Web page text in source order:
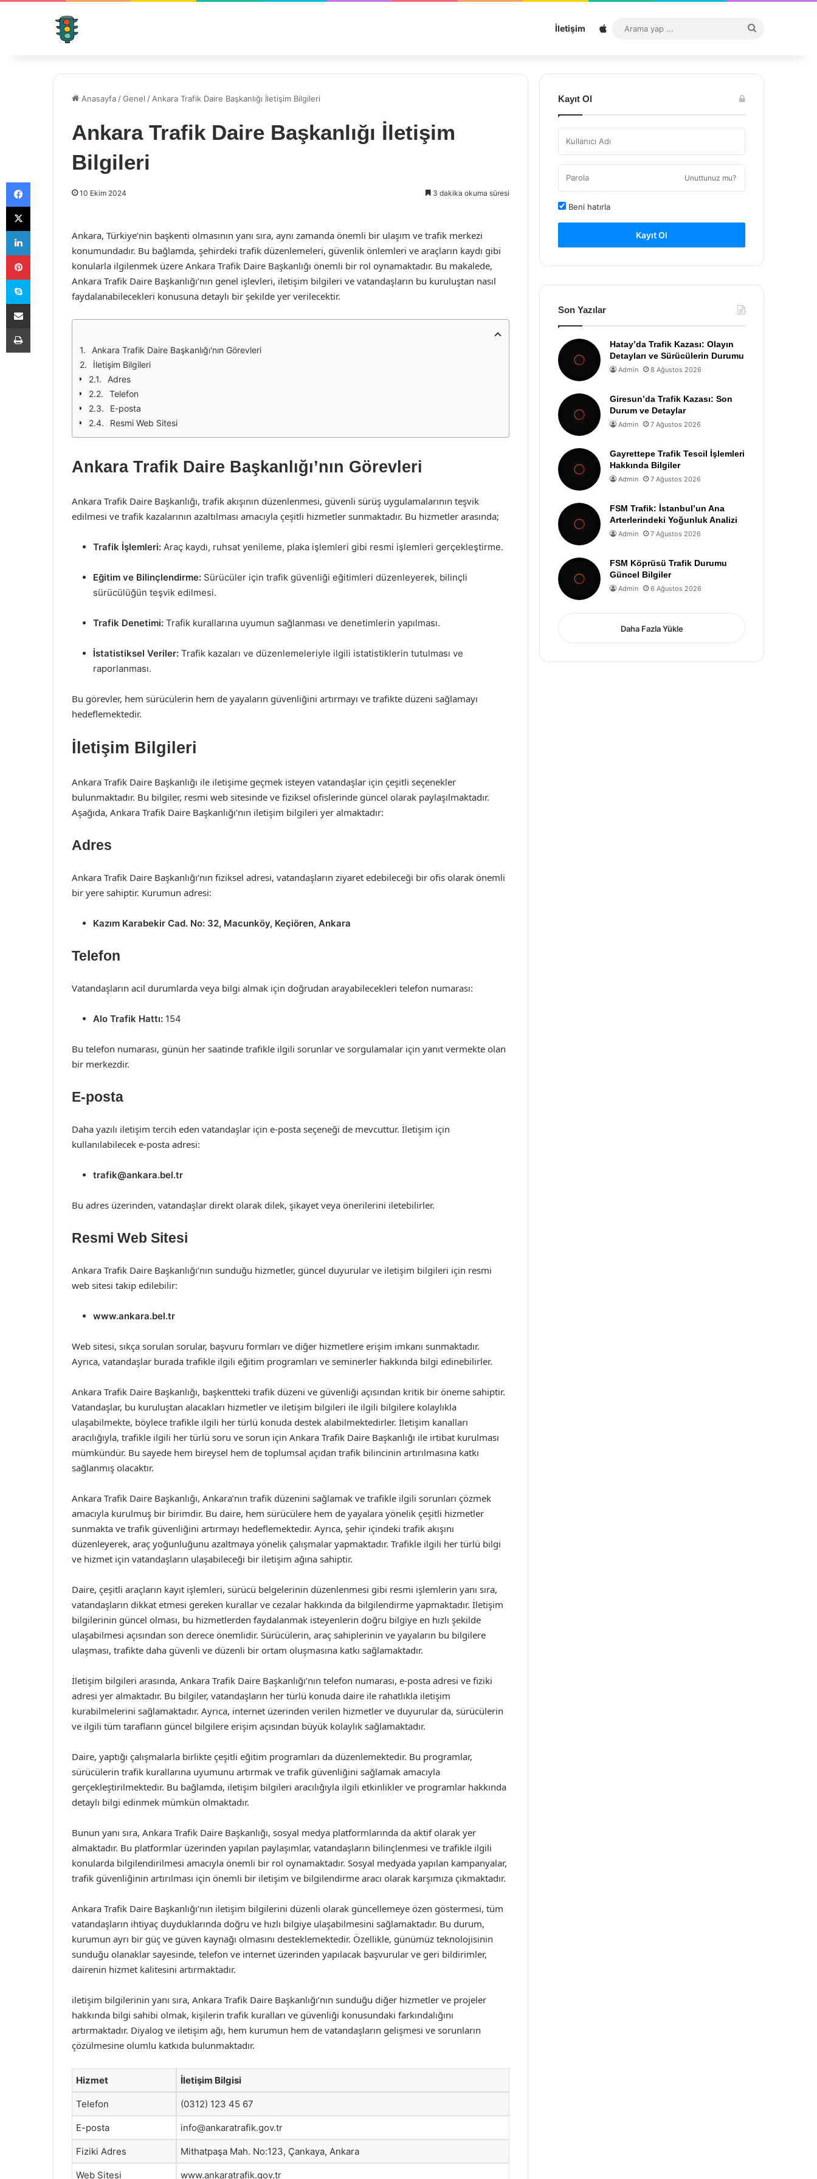
İletişim Sitemap
...
Anasayfa /Genel / Ankara Trafik Daire Başkanlığı İletişim Bilgileri
Ankara Trafik Daire Başkanlığı İletişim
Bilgileri
10 Ekim 2024 3 dakika okuma süresi
Ankara, Türkiye’nin başkenti olmasının yanı sıra, aynı zamanda önemli bir ulaşım ve trafik merkezi
konumundadır. Bu bağlamda, şehirdeki trafik düzenlemeleri, güvenlik önlemleri ve araçların kaydı gibi
konularla ilgilenmek üzere Ankara Trafik Daire Başkanlığı önemli bir rol oynamaktadır. Bu makalede,
Ankara Trafik Daire Başkanlığı’nın genel işlevleri, iletişim bilgileri ve vatandaşların bu kuruluştan nasıl
faydalanabilecekleri konusuna detaylı bir şekilde yer verilecektir.
Ankara Trafik Daire Başkanlığı'nın Görevleri
İletişim Bilgileri
Adres
Telefon
E-posta
Resmi Web Sitesi
Ankara Trafik Daire Başkanlığı’nın Görevleri
Ankara Trafik Daire Başkanlığı, trafik akışının düzenlenmesi, güvenli sürüş uygulamalarının teşvik
edilmesi ve trafik kazalarının azaltılması amacıyla çeşitli hizmetler sunmaktadır. Bu hizmetler arasında;
Trafik İşlemleri: Araç kaydı, ruhsat yenileme, plaka işlemleri gibi resmi işlemleri gerçekleştirme.
Eğitim ve Bilinçlendirme: Sürücüler için trafik güvenliği eğitimleri düzenleyerek, bilinçli
sürücülüğün teşvik edilmesi.
Trafik Denetimi: Trafik kurallarına uyumun sağlanması ve denetimlerin yapılması.
İstatistiksel Veriler: Trafik kazaları ve düzenlemeleriyle ilgili istatistiklerin tutulması ve
raporlanması.
Bu görevler, hem sürücülerin hem de yayaların güvenliğini artırmayı ve trafikte düzeni sağlamayı
hedeflemektedir.
İletişim Bilgileri
Ankara Trafik Daire Başkanlığı ile iletişime geçmek isteyen vatandaşlar için çeşitli seçenekler
bulunmaktadır. Bu bilgiler, resmi web sitesinde ve fiziksel ofislerinde güncel olarak paylaşılmaktadır.
Aşağıda, Ankara Trafik Daire Başkanlığı’nın iletişim bilgileri yer almaktadır:
Adres
Ankara Trafik Daire Başkanlığı’nın fiziksel adresi, vatandaşların ziyaret edebileceği bir ofis olarak önemli
bir yere sahiptir. Kurumun adresi:
Kazım Karabekir Cad. No: 32, Macunköy, Keçiören, Ankara
Telefon
Vatandaşların acil durumlarda veya bilgi almak için doğrudan arayabilecekleri telefon numarası:
Alo Trafik Hattı: 154
Bu telefon numarası, günün her saatinde trafikle ilgili sorunlar ve sorgulamalar için yanıt vermekte olan
bir merkezdir.
E-posta
Daha yazılı iletişim tercih eden vatandaşlar için e-posta seçeneği de mevcuttur. İletişim için
kullanılabilecek e-posta adresi:
trafik@ankara.bel.tr
Bu adres üzerinden, vatandaşlar direkt olarak dilek, şikayet veya önerilerini iletebilirler.
Resmi Web Sitesi
Ankara Trafik Daire Başkanlığı’nın sunduğu hizmetler, güncel duyurular ve iletişim bilgileri için resmi
web sitesi takip edilebilir:
www.ankara.bel.tr
Web sitesi, sıkça sorulan sorular, başvuru formları ve diğer hizmetlere erişim imkanı sunmaktadır.
Ayrıca, vatandaşlar burada trafikle ilgili eğitim programları ve seminerler hakkında bilgi edinebilirler.
Ankara Trafik Daire Başkanlığı, başkentteki trafik düzeni ve güvenliği açısından kritik bir öneme sahiptir.
Vatandaşlar, bu kuruluştan alacakları hizmetler ve iletişim bilgileri ile ilgili bilgilere kolaylıkla
ulaşabilmekte, böylece trafikle ilgili her türlü konuda destek alabilmektedirler. İletişim kanalları
aracılığıyla, trafikle ilgili her türlü soru ve sorun için Ankara Trafik Daire Başkanlığı ile irtibat kurulması
mümkündür. Bu sayede hem bireysel hem de toplumsal açıdan trafik bilincinin artırılmasına katkı
sağlanmış olacaktır.
Ankara Trafik Daire Başkanlığı, Ankara’nın trafik düzenini sağlamak ve trafikle ilgili sorunları çözmek
amacıyla kurulmuş bir birimdir. Bu daire, hem sürücülere hem de yayalara yönelik çeşitli hizmetler
sunmakta ve trafik güvenliğini artırmayı hedeflemektedir. Ayrıca, şehir içindeki trafik akışını
düzenleyerek, araç yoğunluğunu azaltmaya yönelik çalışmalar yapmaktadır. Trafikle ilgili her türlü bilgi
ve hizmet için vatandaşların ulaşabileceği bir iletişim ağına sahiptir.
Daire, çeşitli araçların kayıt işlemleri, sürücü belgelerinin düzenlenmesi gibi resmi işlemlerin yanı sıra,
vatandaşların dikkat etmesi gereken kurallar ve cezalar hakkında da bilgilendirme yapmaktadır. İletişim
bilgilerinin güncel olması, bu hizmetlerden faydalanmak isteyenlerin doğru bilgiye en hızlı şekilde
ulaşabilmesi açısından son derece önemlidir. Sürücülerin, araç sahiplerinin ve yayaların bu bilgilere
ulaşması, trafikte daha güvenli ve düzenli bir ortam oluşmasına katkı sağlamaktadır.
İletişim bilgileri arasında, Ankara Trafik Daire Başkanlığı’nın telefon numarası, e-posta adresi ve fiziki
adresi yer almaktadır. Bu bilgiler, vatandaşların her türlü konuda daire ile rahatlıkla iletişim
kurabilmelerini sağlamaktadır. Ayrıca, internet üzerinden verilen hizmetler ve duyurular da, sürücülerin
ve ilgili tüm tarafların güncel bilgilere erişim açısından büyük kolaylık sağlamaktadır.
Daire, yaptığı çalışmalarla birlikte çeşitli eğitim programları da düzenlemektedir. Bu programlar,
sürücülerin trafik kurallarına uyumunu artırmak ve trafik güvenliğini sağlamak amacıyla
gerçekleştirilmektedir. Bu bağlamda, iletişim bilgileri aracılığıyla ilgili etkinlikler ve programlar hakkında
detaylı bilgi edinmek mümkün olmaktadır.
Bunun yanı sıra, Ankara Trafik Daire Başkanlığı, sosyal medya platformlarında da aktif olarak yer
almaktadır. Bu platformlar üzerinden yapılan paylaşımlar, vatandaşların bilinçlenmesi ve trafikle ilgili
konularda bilgilendirilmesi amacıyla önemli bir rol oynamaktadır. Sosyal medyada yapılan kampanyalar,
trafik güvenliğinin artırılması için önemli bir iletişim ve bilgilendirme aracı olarak karşımıza çıkmaktadır.
Ankara Trafik Daire Başkanlığı’nın iletişim bilgilerini düzenli olarak güncellemeye özen göstermesi, tüm
vatandaşların ihtiyaç duyduklarında doğru ve hızlı bilgiye ulaşabilmesini sağlamaktadır. Bu durum,
kurumun ayrı bir güç ve güven kaynağı olmasını desteklemektedir. Özellikle, günümüz teknolojisinin
sunduğu olanaklar sayesinde, telefon ve internet üzerinden yapılacak başvurular ve geri bildirimler,
dairenin hizmet kalitesini artırmaktadır.
iletişim bilgilerinin yanı sıra, Ankara Trafik Daire Başkanlığı’nın sunduğu diğer hizmetler ve projeler
hakkında bilgi sahibi olmak, kişilerin trafik kuralları ve güvenliği konusundaki farkındalığını
artırmaktadır. Diyalog ve iletişim ağı, hem kurumun hem de vatandaşların gelişmesi ve sorunların
çözülmesine olumlu katkıda bulunmaktadır.
Hizmet İletişim Bilgisi
Telefon (0312) 123 45 67
E-posta info@ankaratrafik.gov.tr
Fiziki Adres Mithatpaşa Mah. No:123, Çankaya, Ankara
Web Sitesi www.ankaratrafik.gov.tr
Kayıt Ol
Unuttunuz mu?
Beni hatırla
Kayıt Ol
Son Yazılar
Hatay’da Trafik Kazası: Olayın
Detayları ve Sürücülerin Durumu
Admin 8 Ağustos 2026
Giresun’da Trafik Kazası: Son
Durum ve Detaylar
Admin 7 Ağustos 2026
Gayrettepe Trafik Tescil İşlemleri
Hakkında Bilgiler
Admin 7 Ağustos 2026
FSM Trafik: İstanbul’un Ana
Arterlerindeki Yoğunluk Analizi
Admin 7 Ağustos 2026
FSM Köprüsü Trafik Durumu
Güncel Bilgiler
Admin 6 Ağustos 2026
Daha Fazla Yükle
Facebook
X
LinkedIn
Pinterest
Skype
E-Posta ile paylaş